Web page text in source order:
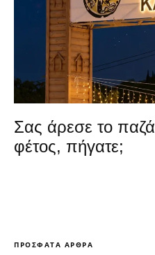
Σας άρεσε το
φέτος, πήγατε;
ΠΡΌΣΦΑΤΑ ΆΡΘΡΑ